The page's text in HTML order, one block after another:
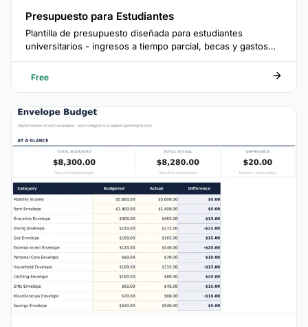
Presupuesto para Estudiantes
Plantilla de presupuesto diseñada para estudiantes
universitarios - ingresos a tiempo parcial, becas y gastos
del campus.
Free